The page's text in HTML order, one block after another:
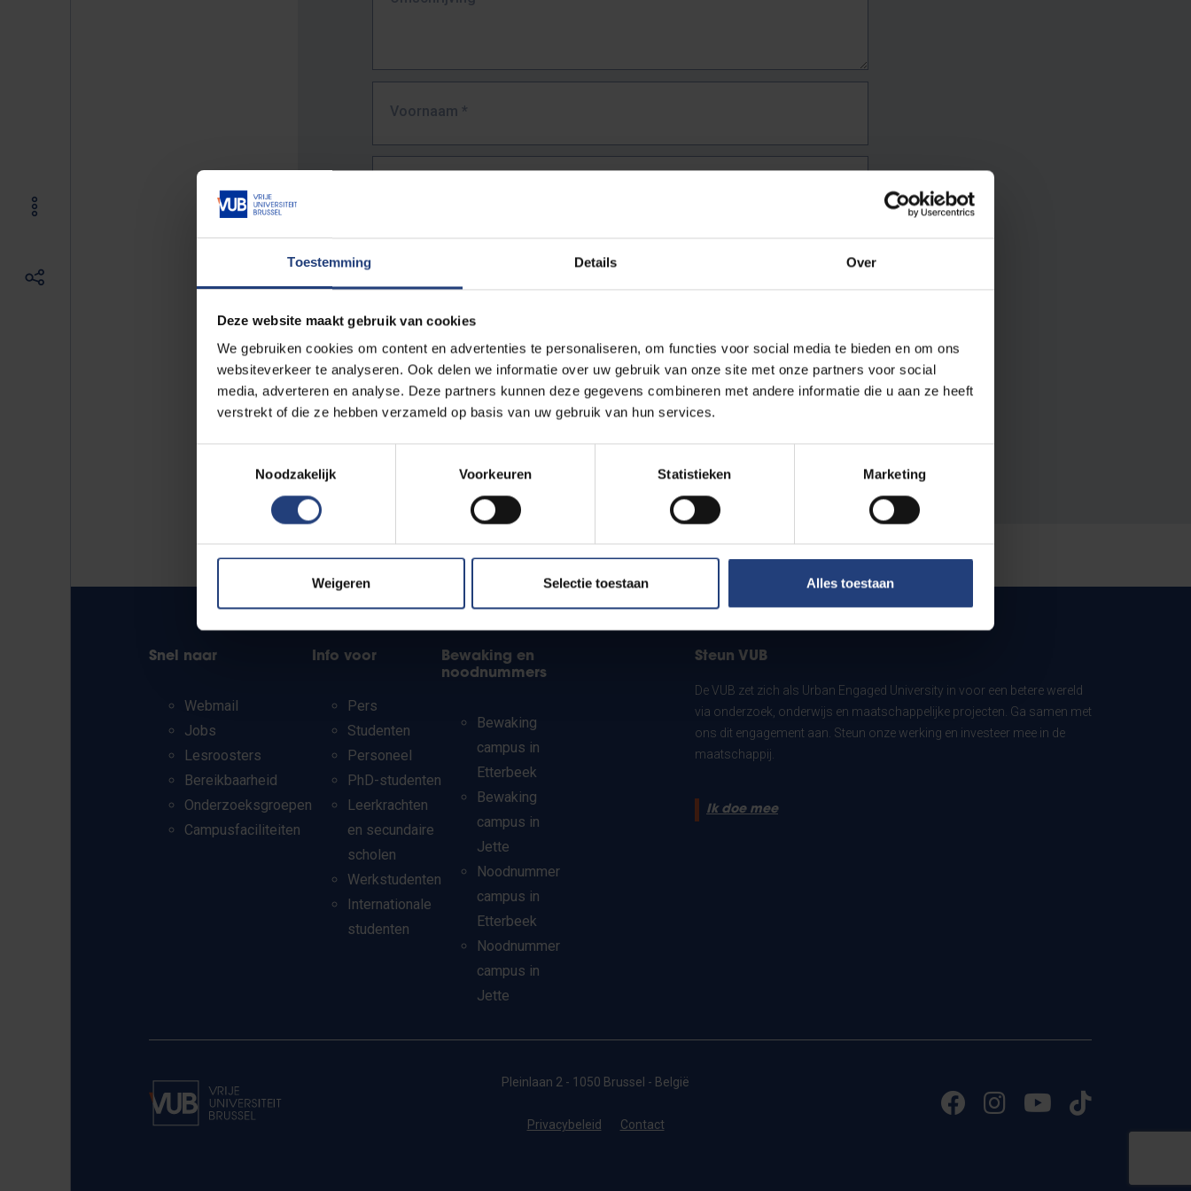
Toestemming Details Over
Deze website maakt gebruik van cookies
We gebruiken cookies om content en advertenties te personaliseren, om functies voor social media te bieden en om ons
websiteverkeer te analyseren. Ook delen we informatie over uw gebruik van onze site met onze partners voor social
media, adverteren en analyse. Deze partners kunnen deze gegevens combineren met andere informatie die u aan ze heeft
verstrekt of die ze hebben verzameld op basis van uw gebruik van hun services.
Noodzakelijk
Voorkeuren Statistieken Marketing
Weigeren Selectie toestaan Alles toestaan
Voornaam *
URL*
De volledige URL van de pagina waar je de fout zag.
Bv. https://www.vub.be/nl/studeren-aan-de-vub/alle-opleidingen
Snel naar
Webmail
Jobs
Lesroosters
Bereikbaarheid
Onderzoeksgroepen
Campusfaciliteiten
Info voor
Pers
Studenten
Personeel
PhD-studenten
Leerkrachten
en secundaire
scholen
Werkstudenten
Internationale
studenten
Bewaking en
noodnummers
Bewaking
campus in
Etterbeek
Bewaking
campus in
Jette
Noodnummer
campus in
Etterbeek
Noodnummer
campus in
Jette
Steun VUB
De VUB zet zich als Urban Engaged University in voor een betere wereld
via onderzoek, onderwijs en maatschappelijke projecten. Ga samen met
ons dit engagement aan. Steun onze werking en investeer mee in de
maatschappij.
Ik doe mee
Pleinlaan 2 - 1050 Brussel - België
Privacybeleid Contact